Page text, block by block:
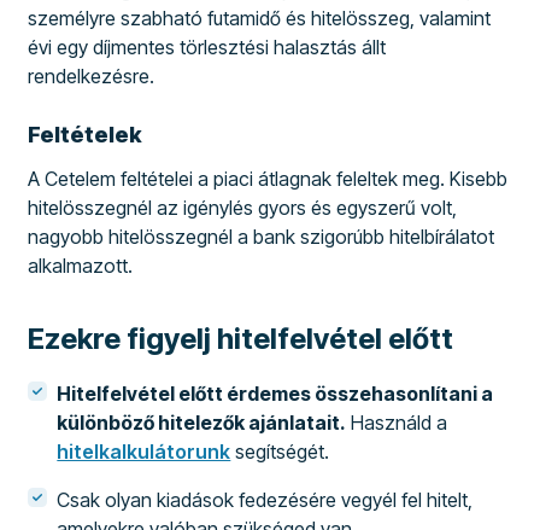
személyre szabható futamidő és hitelösszeg, valamint
évi egy díjmentes törlesztési halasztás állt
rendelkezésre.
Feltételek
A Cetelem feltételei a piaci átlagnak feleltek meg. Kisebb
hitelösszegnél az igénylés gyors és egyszerű volt,
nagyobb hitelösszegnél a bank szigorúbb hitelbírálatot
alkalmazott.
Ezekre figyelj hitelfelvétel előtt
Hitelfelvétel előtt érdemes összehasonlítani a
különböző hitelezők ajánlatait. Használd a
hitelkalkulátorunk segítségét.
Csak olyan kiadások fedezésére vegyél fel hitelt,